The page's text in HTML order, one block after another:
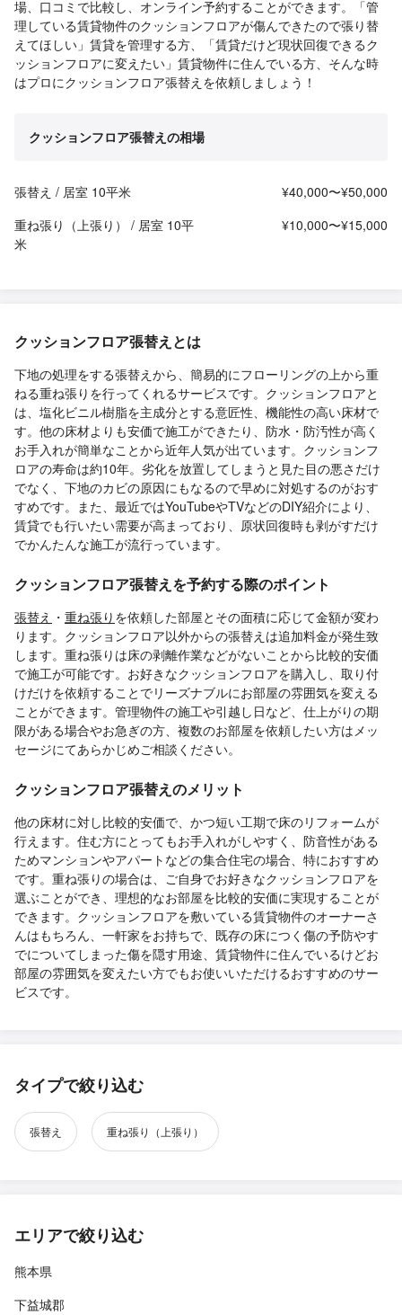
場、口コミで比較し、オンライン予約することができます。「管
理している賃貸物件のクッションフロアが傷んできたので張り替
えてほしい」賃貸を管理する方、「賃貸だけど現状回復できるク
ッションフロアに変えたい」賃貸物件に住んでいる方、そんな時
はプロにクッションフロア張替えを依頼しましょう！
クッションフロア張替えの相場
張替え / 居室 10平米
¥40,000〜¥50,000
重ね張り（上張り） / 居室 10平
米
¥10,000〜¥15,000
クッションフロア張替えとは
下地の処理をする張替えから、簡易的にフローリングの上から重
ねる重ね張りを行ってくれるサービスです。クッションフロアと
は、塩化ビニル樹脂を主成分とする意匠性、機能性の高い床材で
す。他の床材よりも安価で施工ができたり、防水・防汚性が高く
お手入れが簡単なことから近年人気が出ています。クッションフ
ロアの寿命は約10年。劣化を放置してしまうと見た目の悪さだけ
でなく、下地のカビの原因にもなるので早めに対処するのがおす
すめです。また、最近ではYouTubeやTVなどのDIY紹介により、
賃貸でも行いたい需要が高まっており、原状回復時も剥がすだけ
でかんたんな施工が流行っています。
クッションフロア張替えを予約する際のポイント
張替え ・ 重ね張り を依頼した部屋とその面積に応じて金額が変わ
ります。クッションフロア以外からの張替えは追加料金が発生致
します。重ね張りは床の剥離作業などがないことから比較的安価
で施工が可能です。お好きなクッションフロアを購入し、取り付
けだけを依頼することでリーズナブルにお部屋の雰囲気を変える
ことができます。管理物件の施工や引越し日など、仕上がりの期
限がある場合やお急ぎの方、複数のお部屋を依頼したい方はメッ
セージにてあらかじめご相談ください。
クッションフロア張替えのメリット
他の床材に対し比較的安価で、かつ短い工期で床のリフォームが
行えます。住む方にとってもお手入れがしやすく、防音性がある
ためマンションやアパートなどの集合住宅の場合、特におすすめ
です。重ね張りの場合は、ご自身でお好きなクッションフロアを
選ぶことができ、理想的なお部屋を比較的安価に実現することが
できます。クッションフロアを敷いている賃貸物件のオーナーさ
んはもちろん、一軒家をお持ちで、既存の床につく傷の予防やす
でについてしまった傷を隠す用途、賃貸物件に住んでいるけどお
部屋の雰囲気を変えたい方でもお使いいただけるおすすめのサー
ビスです。
タイプで絞り込む
張替え 重ね張り（上張り）
エリアで絞り込む
熊本県
下益城郡